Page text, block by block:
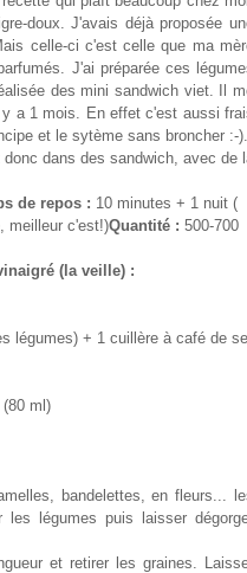
doux. J'avais déjà proposée
celle-ci c'est celle que ma
J'ai préparée ces
des mini sandwich viet. Il
a 1 mois. En effet c'est aussi
et le sytème sans broncher :-).
dans des sandwich, avec de
de repos : 10 minutes + 1 nuit (
meilleur c'est!)Quantité : 500-700
(la veille) :
légumes) + 1 cuillère à café de sel
ml)
bandelettes, en fleurs...
légumes puis laisser
et retirer les graines.